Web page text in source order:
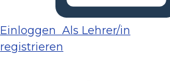
Einloggen Als Lehrer/in
registrieren